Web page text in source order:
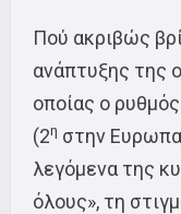
Πού ακριβώς
ανάπτυξης της
οποίας ο
(2η στην
λεγόμενα της
όλους», τη